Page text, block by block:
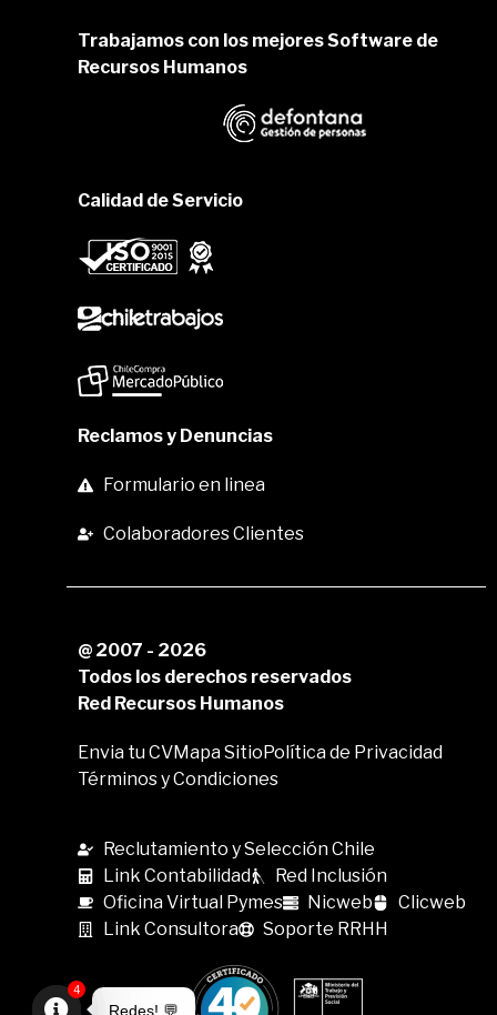
Trabajamos con los mejores Software de
Recursos Humanos
Calidad de Servicio
Reclamos y Denuncias
Formulario en linea
Colaboradores Clientes
@ 2007 - 2026
Todos los derechos reservados
Red Recursos Humanos
Envia tu CVMapa SitioPolítica de Privacidad
Términos y Condiciones
Reclutamiento y Selección Chile
Link Contabilidad
Red Inclusión
Oficina Virtual Pymes
Nicweb
Clicweb
Link Consultora
Soporte RRHH
Redes! 💬
4